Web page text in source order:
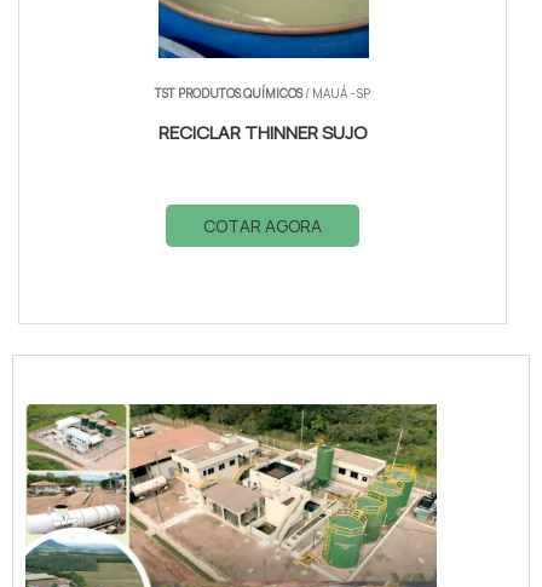
TST PRODUTOS QUÍMICOS/ MAUÁ - SP
RECICLAR THINNER SUJO
COTAR AGORA